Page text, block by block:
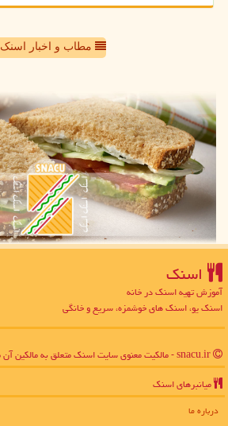
مطاب و اخبار اسنک
اسنك
آموزش تهیه اسنک در خانه
اسنک یو، اسنک های خوشمزه، سریع و خانگی
میانبرهای اسنك
درباره ما